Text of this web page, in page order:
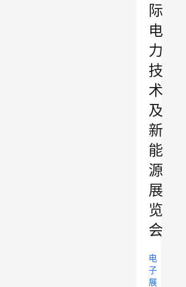
际
电
力
技
术
及
新
能
源
展
览
会
电
子
展